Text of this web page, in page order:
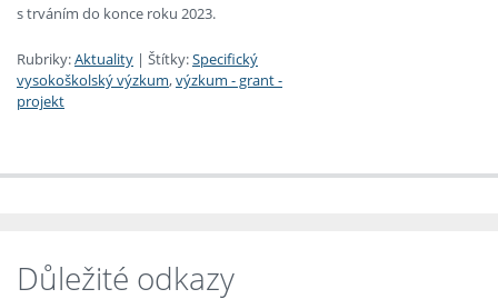
s trváním do konce roku 2023.
Rubriky:Aktuality | Štítky:Specifický
vysokoškolský výzkum,výzkum - grant -
projekt
Důležité odkazy